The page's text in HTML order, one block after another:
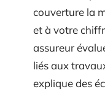
couverture la
et à votre
assureur
liés aux
explique des